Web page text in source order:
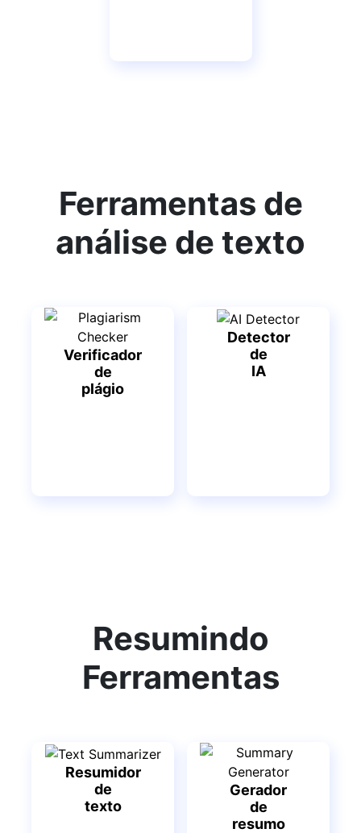
Ferramentas de
análise de texto
Verificador
de
plágio
Detector
de
IA
Resumindo
Ferramentas
Resumidor
de
texto
Gerador
de
resumo